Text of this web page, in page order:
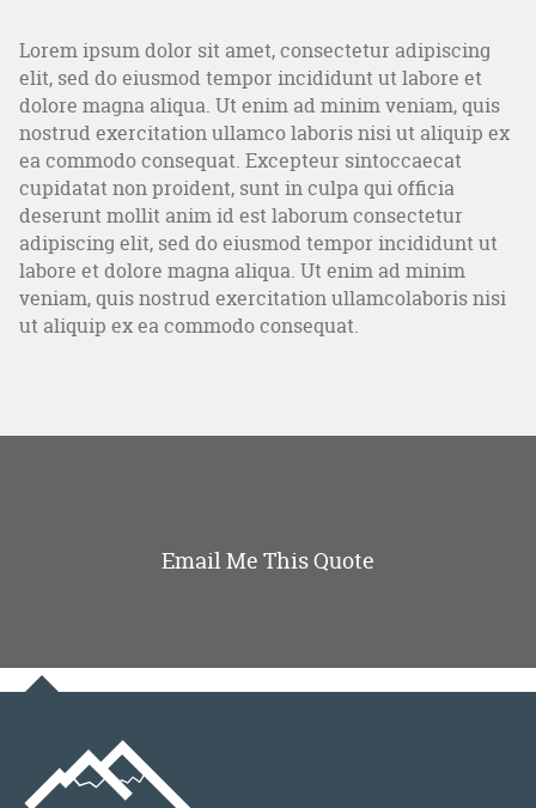
Lorem ipsum dolor sit amet, consectetur adipiscing
elit, sed do eiusmod tempor incididunt ut labore et
dolore magna aliqua. Ut enim ad minim veniam, quis
nostrud exercitation ullamco laboris nisi ut aliquip ex
ea commodo consequat. Excepteur sintoccaecat
cupidatat non proident, sunt in culpa qui officia
deserunt mollit anim id est laborum consectetur
adipiscing elit, sed do eiusmod tempor incididunt ut
labore et dolore magna aliqua. Ut enim ad minim
veniam, quis nostrud exercitation ullamcolaboris nisi
ut aliquip ex ea commodo consequat.
Email Me This Quote